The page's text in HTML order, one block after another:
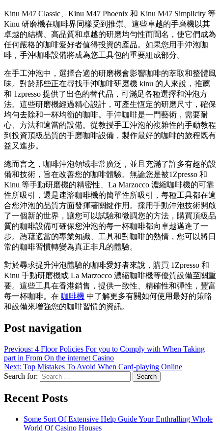
Kinu M47 Classic、Kinu M47 Phoenix 和 Kinu M47 Simplicity 等
Kinu 研磨機在咖啡界同樣受到推崇。這些卓越的手磨機以其
卓越的結構、高品質和卓越的研磨均勻性而聞名，使它們成為
任何嚴格的咖啡愛好者值得投資的產品。如果您用手沖泡咖
啡，手沖咖啡設備將成為您工具包的重要組成部分。
在手工沖泡中，選擇合適的研磨機會影響咖啡的萃取和整體風
味。對於那些正在尋找手沖咖啡研磨機 kinu 的人來說，推薦
和 1zpresso 提供了出色的替代品，可滿足各種選擇和沖泡方
法。這些研磨機經過精心設計，可產生恆定的研磨尺寸，確保
均勻去除和一杯均衡的咖啡。手沖咖啡是一門藝術，需要耐
心、方法和適當的設備。從教授手工沖泡的複雜性的手動教程
到投資頂級品質的手磨咖啡設備，製作最好的咖啡的旅程既有
益又進步。
總而言之，咖啡沖泡領域非常廣泛，並且充滿了許多有趣的設
備和技術，旨在改善您的咖啡體驗。無論您是被1Zpresso 和
Kinu 等手動研磨機的精密性、La Marzocco 濃縮咖啡機的可靠
性所吸引，還是速溶咖啡機的簡單性所吸引，每種工具都在適
合您沖泡的品質方面發揮著關鍵作用。採用手動沖泡技術開啟
了一個新的世界，讓您可以試驗和微調您的方法，購買頂級品
質的咖啡設備可確保您沖泡的每一杯咖啡都向卓越邁進了一
步。憑藉適當的專業知識、工具和對咖啡的熱情，您可以將日
常的咖啡習慣轉變為真正非凡的體驗。
對於尋求提升沖泡體驗的咖啡愛好者來說，購買 1Zpresso 和
Kinu 手動研磨機或 La Marzocco 濃縮咖啡機等優質設備至關重
要。這些工具在香港銷售，提供一致性、精確性和彈性，豐富
每一杯咖啡。在 咖啡機 中了解更多有關如何使用最好的策略
和設備來增強您的咖啡習慣的資訊。
Post navigation
Previous: 4 Floor Policies For you to Comply with When Taking
part in From On the internet Casino
Next: Top Mistakes To Avoid When Card-playing Online
Search for:
Recent Posts
Some Sort Of Extensive Help Guide Your Enthralling Whole
World Of Casino Houses